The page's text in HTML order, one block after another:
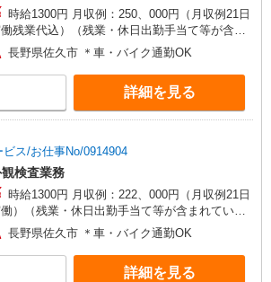
時給1300円 月収例：250、000円（月収例21日
残業代込）（残業・休日出勤手当て等が含ま
れています） 交通費全額支給
長野県佐久市 ＊車・バイク通勤OK
詳細を見る
ス/お仕事No/0914904
検査業務
時給1300円 月収例：222、000円（月収例21日
）（残業・休日出勤手当て等が含まれていま
す） 交通費全額支給
長野県佐久市 ＊車・バイク通勤OK
詳細を見る